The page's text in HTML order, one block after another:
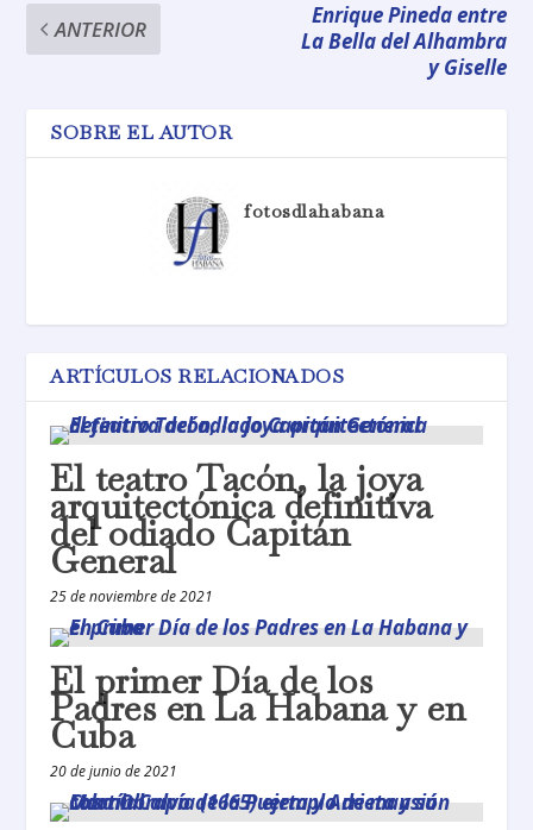
ANTERIOR
Enrique Pineda entre
La Bella del Alhambra
y Giselle
SOBRE EL AUTOR
fotosdlahabana
ARTÍCULOS RELACIONADOS
El teatro Tacón, la joya
arquitectónica definitiva
del odiado Capitán
General
25 de noviembre de 2021
El primer Día de los
Padres en La Habana y en
Cuba
20 de junio de 2021